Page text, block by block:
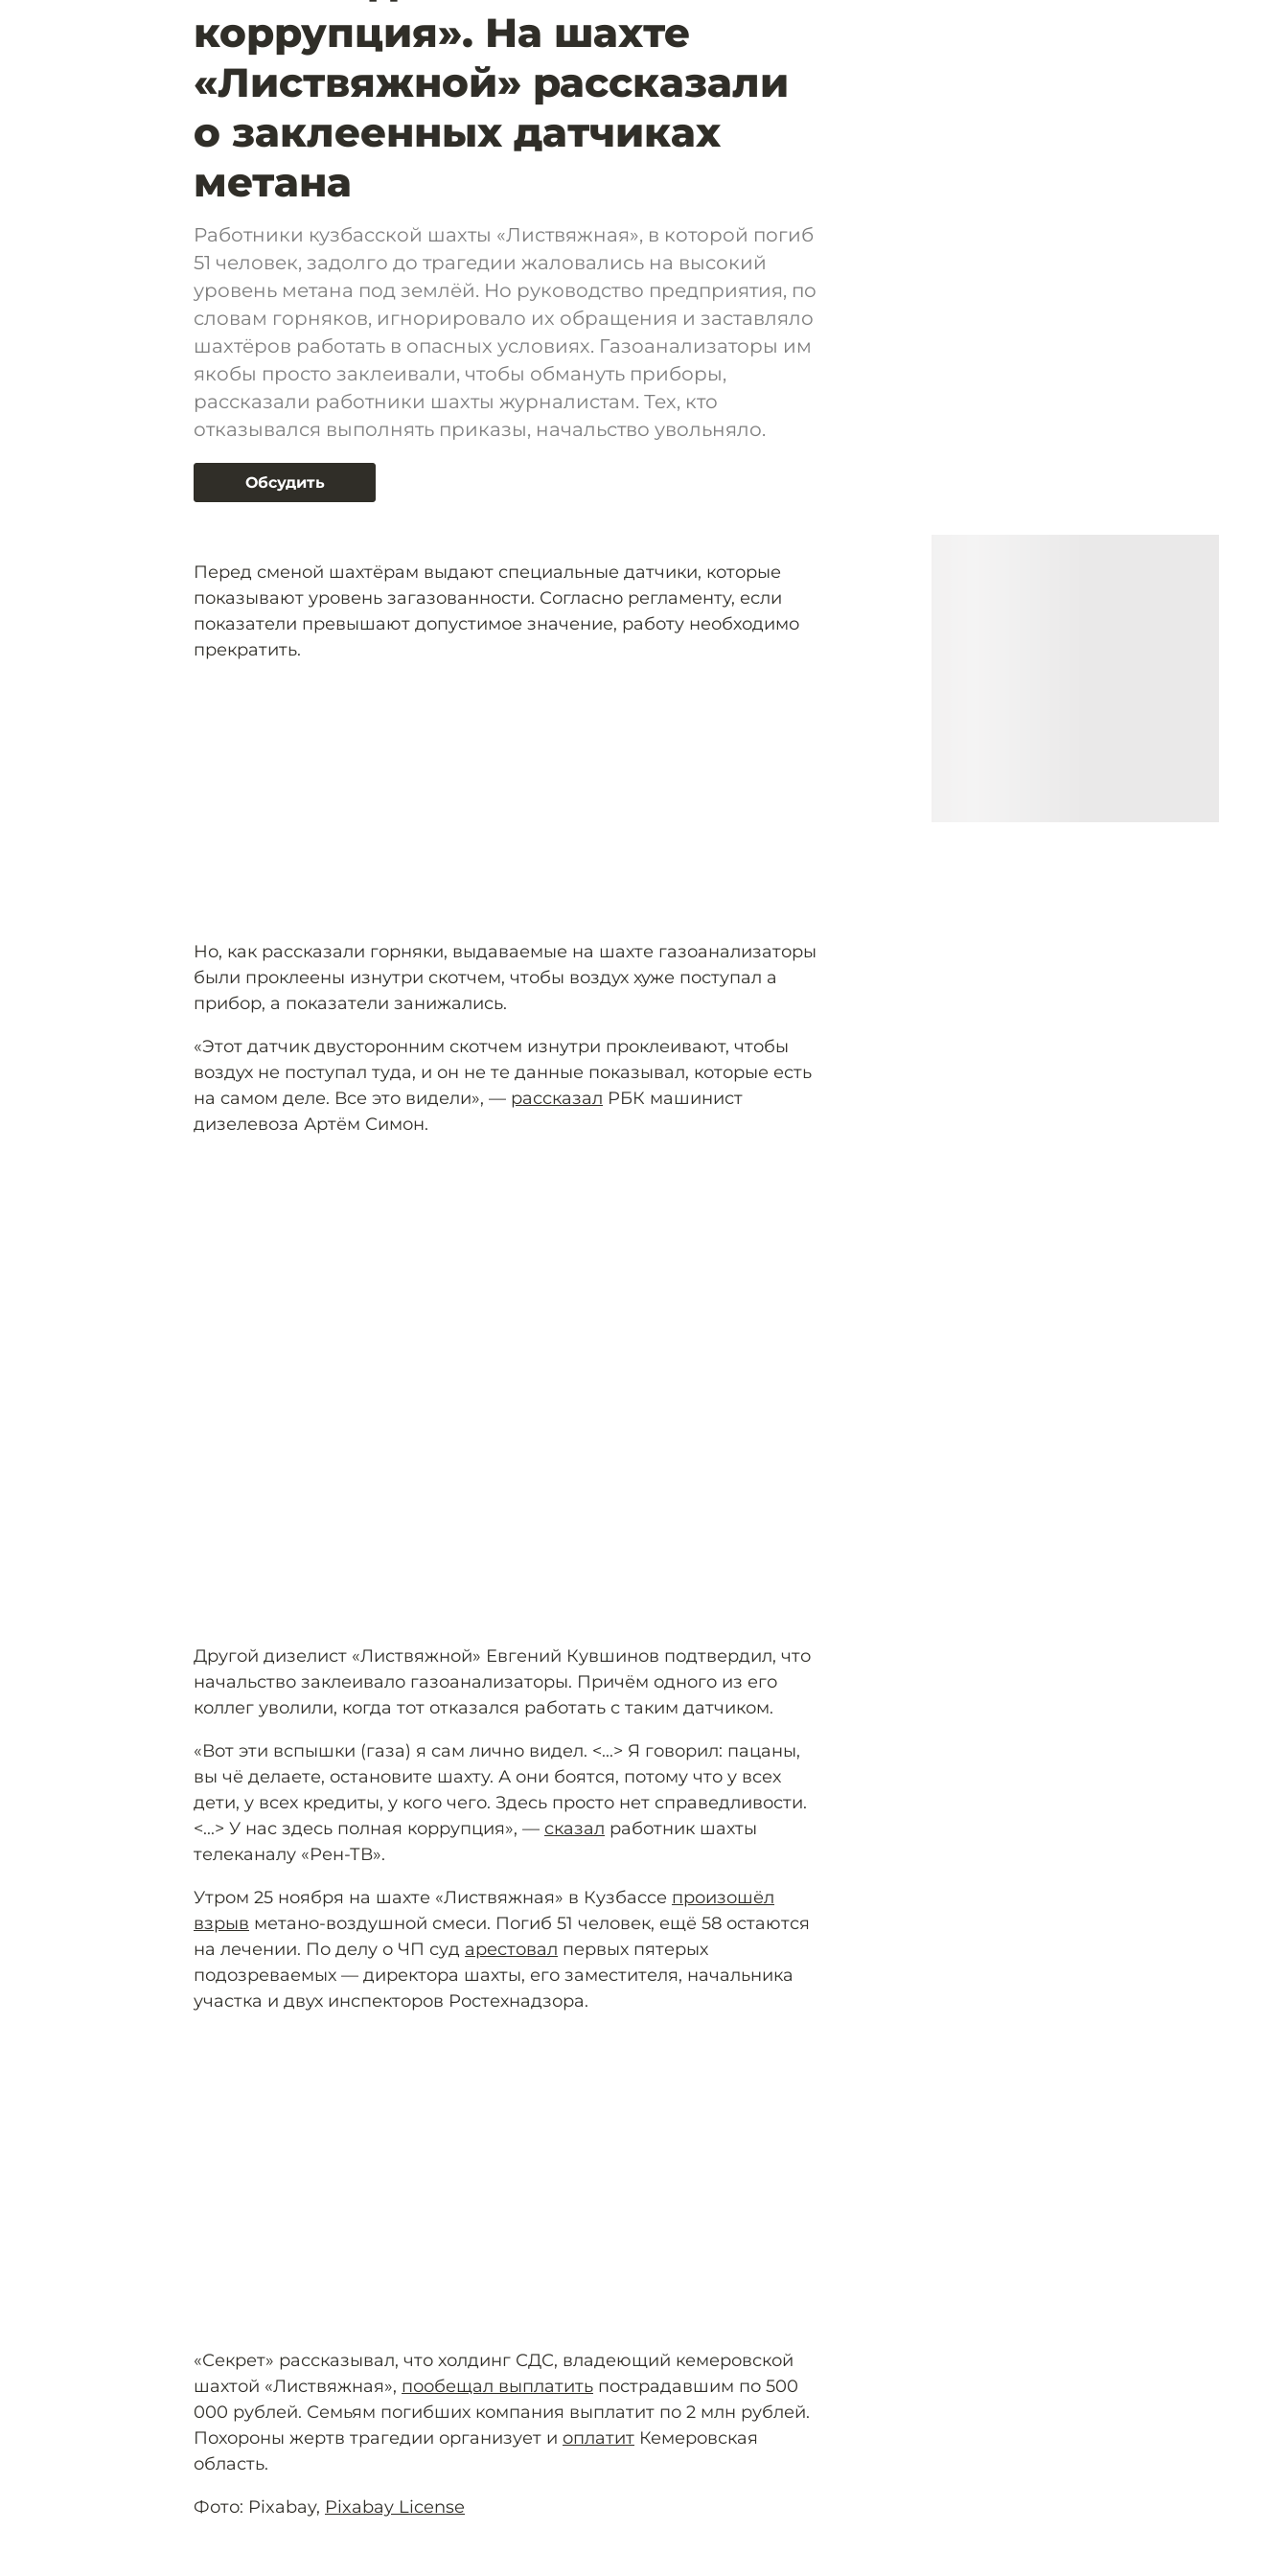
коррупция». На шахте
«Листвяжной» рассказали
о заклеенных датчиках
метана
Работники кузбасской шахты «Листвяжная», в которой погиб
51 человек, задолго до трагедии жаловались на высокий
уровень метана под землёй. Но руководство предприятия, по
словам горняков, игнорировало их обращения и заставляло
шахтёров работать в опасных условиях. Газоанализаторы им
якобы просто заклеивали, чтобы обмануть приборы,
рассказали работники шахты журналистам. Тех, кто
отказывался выполнять приказы, начальство увольняло.
Обсудить
Перед сменой шахтёрам выдают специальные датчики, которые
показывают уровень загазованности. Согласно регламенту, если
показатели превышают допустимое значение, работу необходимо
прекратить.
Но, как рассказали горняки, выдаваемые на шахте газоанализаторы
были проклеены изнутри скотчем, чтобы воздух хуже поступал а
прибор, а показатели занижались.
«Этот датчик двусторонним скотчем изнутри проклеивают, чтобы
воздух не поступал туда, и он не те данные показывал, которые есть
на самом деле. Все это видели», — рассказал РБК машинист
дизелевоза Артём Симон.
Другой дизелист «Листвяжной» Евгений Кувшинов подтвердил, что
начальство заклеивало газоанализаторы. Причём одного из его
коллег уволили, когда тот отказался работать с таким датчиком.
«Вот эти вспышки (газа) я сам лично видел. <...> Я говорил: пацаны,
вы чё делаете, остановите шахту. А они боятся, потому что у всех
дети, у всех кредиты, у кого чего. Здесь просто нет справедливости.
<...> У нас здесь полная коррупция», — сказал работник шахты
телеканалу «Рен-ТВ».
Утром 25 ноября на шахте «Листвяжная» в Кузбассе произошёл
взрыв метано-воздушной смеси. Погиб 51 человек, ещё 58 остаются
на лечении. По делу о ЧП суд арестовал первых пятерых
подозреваемых — директора шахты, его заместителя, начальника
участка и двух инспекторов Ростехнадзора.
«Секрет» рассказывал, что холдинг СДС, владеющий кемеровской
шахтой «Листвяжная», пообещал выплатить пострадавшим по 500
000 рублей. Семьям погибших компания выплатит по 2 млн рублей.
Похороны жертв трагедии организует и оплатит Кемеровская
область.
Фото: Pixabay, Pixabay License